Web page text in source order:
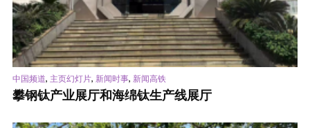
中国频道, 主页幻灯片, 新闻时事, 新闻高铁
攀钢钛产业展厅和海绵钛生产线展厅